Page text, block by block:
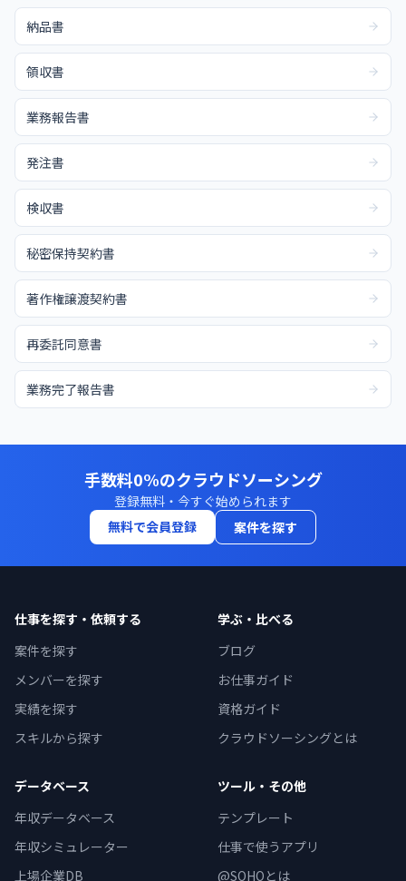
納品書
領収書
業務報告書
発注書
検収書
秘密保持契約書
著作権譲渡契約書
再委託同意書
業務完了報告書
手数料0%のクラウドソーシング
登録無料・今すぐ始められます
無料で会員登録
案件を探す
仕事を探す・依頼する
案件を探す
メンバーを探す
実績を探す
スキルから探す
学ぶ・比べる
ブログ
お仕事ガイド
資格ガイド
クラウドソーシングとは
データベース
年収データベース
年収シミュレーター
上場企業DB
ツール・その他
テンプレート
仕事で使うアプリ
@SOHOとは